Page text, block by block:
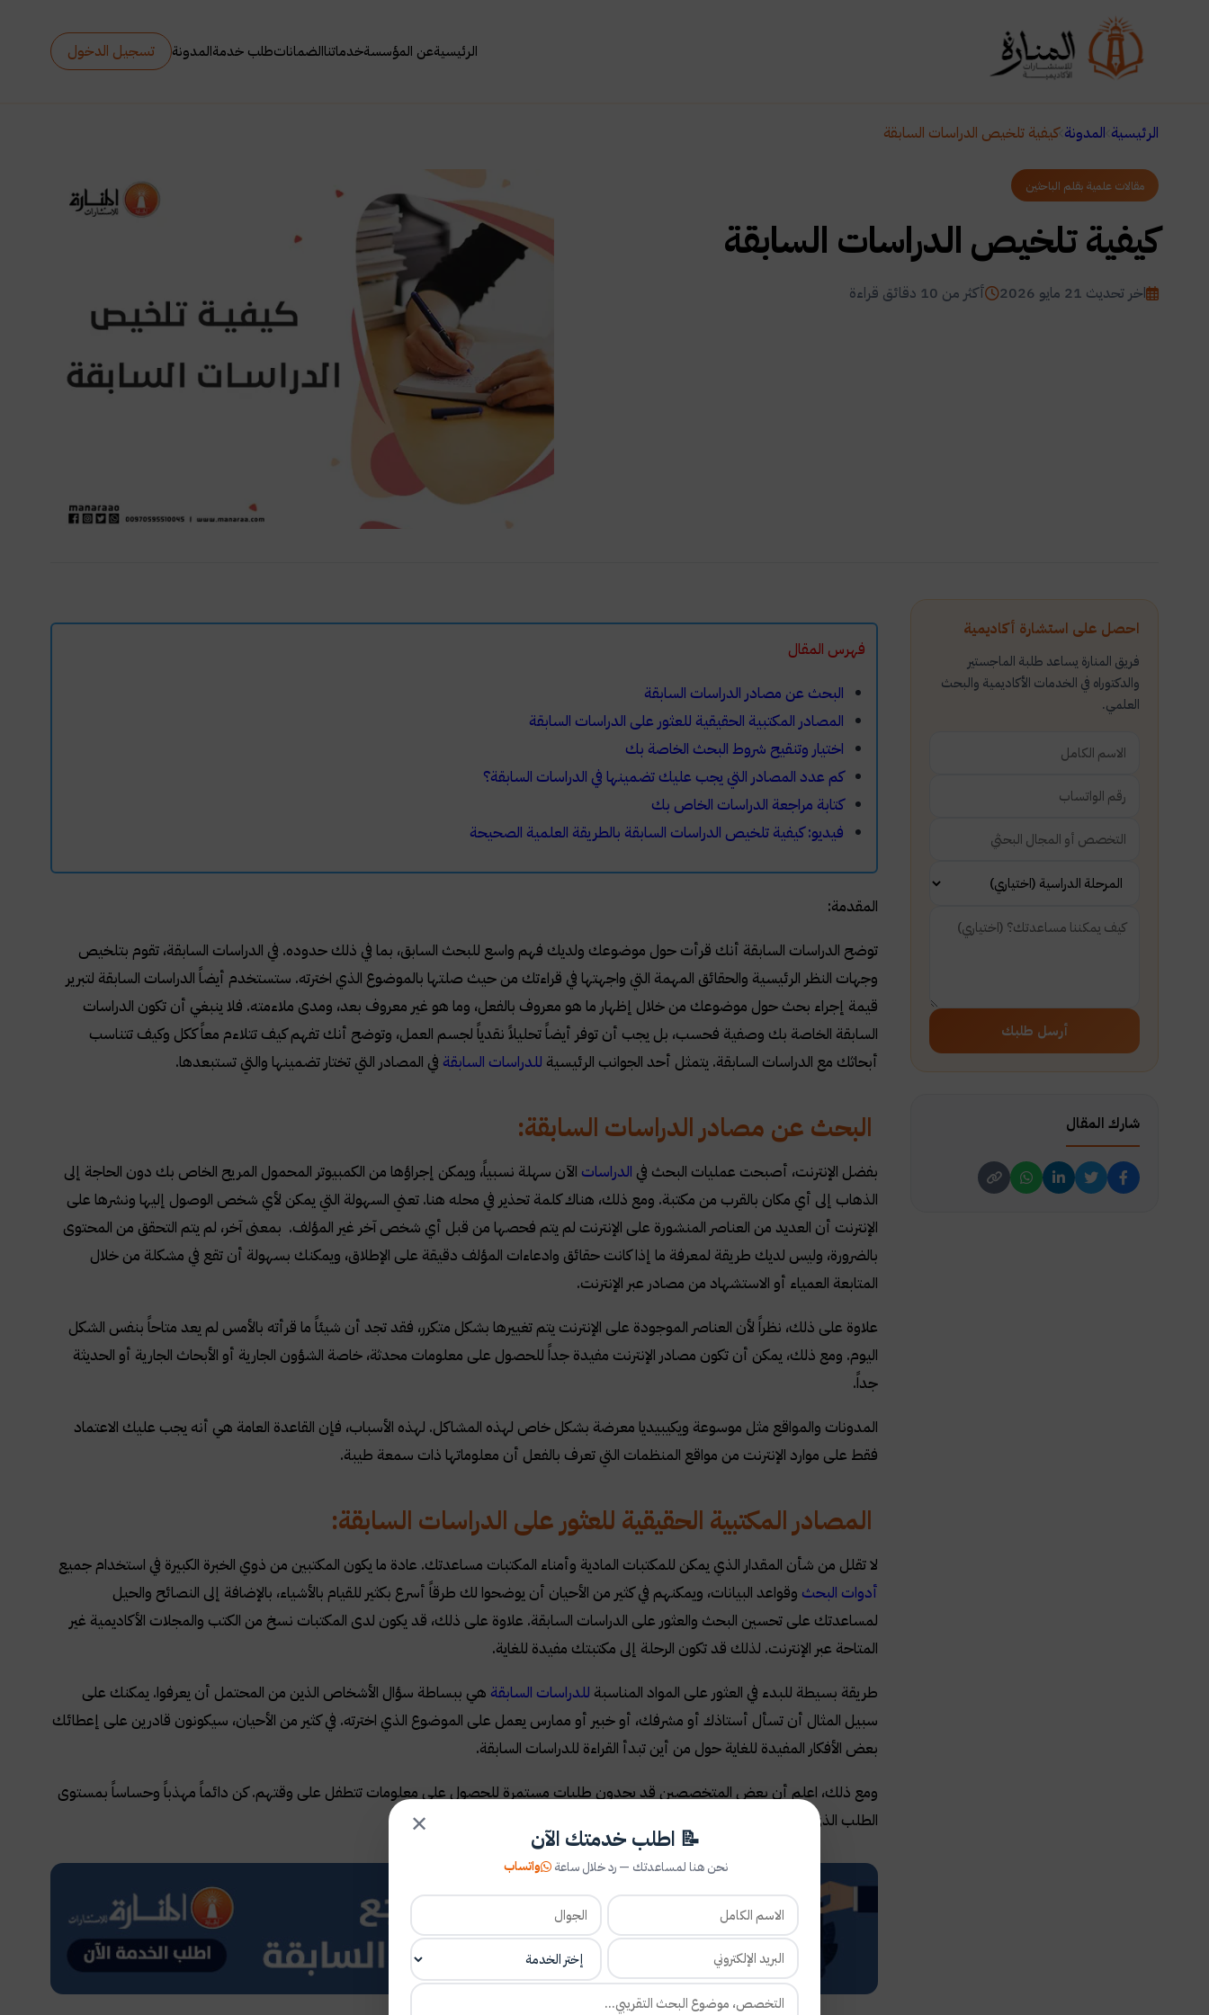
الرئيسيةعن المؤسسةخدماتناالضماناتطلب خدمةالمدونة تسجيل الدخول
الرئيسية المدونة كيفية تلخيص الدراسات السابقة
مقالات علمية بقلم الباحثين
كيفية تلخيص الدراسات السابقة
اخر تحديث 21 مايو 2026 أكثر من 10 دقائق قراءة
احصل على استشارة أكاديمية
فريق المنارة يساعد طلبة الماجستير
والدكتوراه في الخدمات الأكاديمية والبحث
العلمي.
أرسل طلبك
شارك المقال
فهرس المقال
البحث عن مصادر الدراسات السابقة
المصادر المكتبية الحقيقية للعثور على الدراسات السابقة
اختيار وتنقيح شروط البحث الخاصة بك
كم عدد المصادر التي يجب عليك تضمينها في الدراسات السابقة؟
كتابة مراجعة الدراسات الخاص بك
فيديو: كيفية تلخيص الدراسات السابقة بالطريقة العلمية الصحيحة
المقدمة:
توضح الدراسات السابقة أنك قرأت حول موضوعك ولديك فهم واسع للبحث السابق، بما في ذلك حدوده. في الدراسات السابقة، تقوم بتلخيص
وجهات النظر الرئيسية والحقائق المهمة التي واجهتها في قراءتك من حيث صلتها بالموضوع الذي اخترته. ستستخدم أيضاً الدراسات السابقة لتبرير
قيمة إجراء بحث حول موضوعك من خلال إظهار ما هو معروف بالفعل، وما هو غير معروف بعد، ومدى ملاءمته. فلا ينبغي أن تكون الدراسات
السابقة الخاصة بك وصفية فحسب، بل يجب أن توفر أيضاً تحليلاً نقدياً لجسم العمل، وتوضح أنك تفهم كيف تتلاءم معاً ككل وكيف تتناسب
أبحاثك مع الدراسات السابقة. يتمثل أحد الجوانب الرئيسية للدراسات السابقة في المصادر التي تختار تضمينها والتي تستبعدها.
البحث عن مصادر الدراسات السابقة:
بفضل الإنترنت، أصبحت عمليات البحث في الدراسات الآن سهلة نسبياً، ويمكن إجراؤها من الكمبيوتر المحمول المريح الخاص بك دون الحاجة إلى
الذهاب إلى أي مكان بالقرب من مكتبة. ومع ذلك، هناك كلمة تحذير في محله هنا. تعني السهولة التي يمكن لأي شخص الوصول إليها ونشرها على
الإنترنت أن العديد من العناصر المنشورة على الإنترنت لم يتم فحصها من قبل أي شخص آخر غير المؤلف. بمعنى آخر، لم يتم التحقق من المحتوى
بالضرورة، وليس لديك طريقة لمعرفة ما إذا كانت حقائق وادعاءات المؤلف دقيقة على الإطلاق، ويمكنك بسهولة أن تقع في مشكلة من خلال
المتابعة العمياء أو الاستشهاد من مصادر عبر الإنترنت.
علاوة على ذلك، نظراً لأن العناصر الموجودة على الإنترنت يتم تغييرها بشكل متكرر، فقد تجد أن شيئاً ما قرأته بالأمس لم يعد متاحاً بنفس الشكل
اليوم. ومع ذلك، يمكن أن تكون مصادر الإنترنت مفيدة جداً للحصول على معلومات محدثة، خاصة الشؤون الجارية أو الأبحاث الجارية أو الحديثة
جداً.
المدونات والمواقع مثل موسوعة ويكيبيديا معرضة بشكل خاص لهذه المشاكل. لهذه الأسباب، فإن القاعدة العامة هي أنه يجب عليك الاعتماد
فقط على موارد الإنترنت من مواقع المنظمات التي تعرف بالفعل أن معلوماتها ذات سمعة طيبة.
المصادر المكتبية الحقيقية للعثور على الدراسات السابقة:
لا تقلل من شأن المقدار الذي يمكن للمكتبات المادية وأمناء المكتبات مساعدتك. عادة ما يكون المكتبين من ذوي الخبرة الكبيرة في استخدام جميع
أدوات البحث وقواعد البيانات، ويمكنهم في كثير من الأحيان أن يوضحوا لك طرقاً أسرع بكثير للقيام بالأشياء، بالإضافة إلى النصائح والحيل
لمساعدتك على تحسين البحث والعثور على الدراسات السابقة. علاوة على ذلك، قد يكون لدى المكتبات نسخ من الكتب والمجلات الأكاديمية غير
المتاحة عبر الإنترنت. لذلك قد تكون الرحلة إلى مكتبتك مفيدة للغاية.
طريقة بسيطة للبدء في العثور على المواد المناسبة للدراسات السابقة هي ببساطة سؤال الأشخاص الذين من المحتمل أن يعرفوا. يمكنك على
سبيل المثال أن تسأل أستاذك أو مشرفك، أو خبير أو ممارس يعمل على الموضوع الذي اخترته. في كثير من الأحيان، سيكونون قادرين على إعطائك
بعض الأفكار المفيدة للغاية حول من أين تبدأ القراءة للدراسات السابقة.
ومع ذلك، اعلم أن بعض المتخصصين قد يجدون طلبات مستمرة للحصول على معلومات تتطفل على وقتهم. كن دائماً مهذباً وحساساً بمستوى
الطلب الذي قد تقدمه في وقت شخص ما.
✕
📝 اطلب خدمتك الآن
نحن هنا لمساعدتك — رد خلال ساعة واتساب